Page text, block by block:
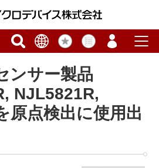
ンサー製品
NJL5821R,
原点検出に使用出